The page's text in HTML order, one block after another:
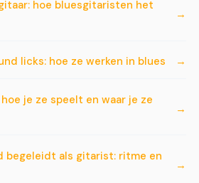
hoe bluesgitaristen het
licks: hoe ze werken in blues
je ze speelt en waar je ze
begeleidt als gitarist: ritme en